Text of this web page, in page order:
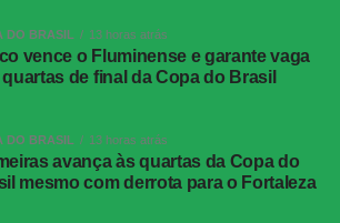
e finalizou em cima do arqueiro. Na
arriscou de fora da área e parou em
ainda mais para a Argentina aos
Enzo Fernández cometeu falta dura
o segundo amarelo e foi expulso.
mais, a Espanha quase definiu o jogo
DO BRASIL 13 horas atrás
vence o Fluminense e garante vaga
quartas de final da Copa do Brasil
DO BRASIL 13 horas atrás
avança às quartas da Copa do
mesmo com derrota para o Fortaleza